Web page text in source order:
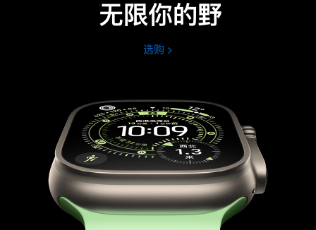
无限你的野
选购 Apple
3